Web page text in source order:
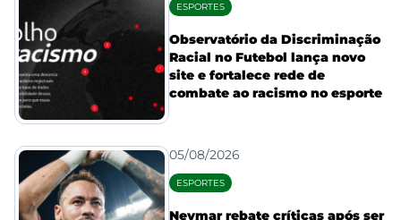
ESPORTES
Observatório da Discriminação
Racial no Futebol lança novo
site e fortalece rede de
combate ao racismo no esporte
05/08/2026
ESPORTES
Neymar rebate críticas após ser